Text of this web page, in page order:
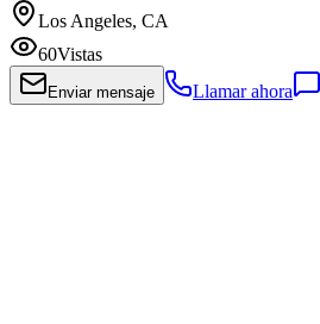
Los Angeles, CA
60Vistas
Enviar mensaje Llamar ahora